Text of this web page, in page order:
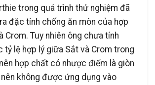
trong quá trình thử nghiệm đã
đặc tính chống ăn mòn của hợp
Crom. Tuy nhiên ông chưa tính
tỷ lệ hợp lý giữa Sắt và Crom trong
hợp chất có nhược điểm là giòn
nên không được ứng dụng vào